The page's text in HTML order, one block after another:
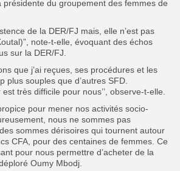
présidente du groupement des femmes de
de la DER/FJ mais, elle n’est pas
note-t-elle, évoquant des échos
sur la DER/FJ.
que j’ai reçues, ses procédures et les
plus souples que d’autres SFD.
très difficile pour nous’’, observe-t-elle.
pour mener nos activités socio-
nous ne sommes pas
sommes dérisoires qui tournent autour
CFA, pour des centaines de femmes. Ce
pour nous permettre d’acheter de la
Oumy Mbodj.